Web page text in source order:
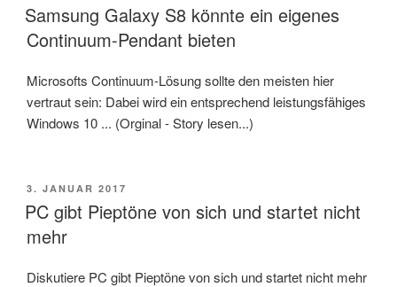
AM
Samsung Galaxy S8 könnte ein eigenes
Continuum-Pendant bieten
Microsofts Continuum-Lösung sollte den meisten hier
vertraut sein: Dabei wird ein entsprechend leistungsfähiges
Windows 10 ... (Orginal - Story lesen...)
VERÖFFENTLICHT
AM
3. JANUAR 2017
PC gibt Pieptöne von sich und startet nicht
mehr
Diskutiere PC gibt Pieptöne von sich und startet nicht mehr